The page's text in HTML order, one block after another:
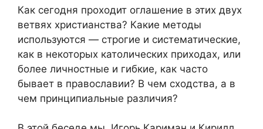
Как сегодня проходит оглашение в этих двух
ветвях христианства? Какие методы
используются — строгие и систематические,
как в некоторых католических приходах, или
более личностные и гибкие, как часто
бывает в православии? В чем сходства, а в
чем принципиальные различия?